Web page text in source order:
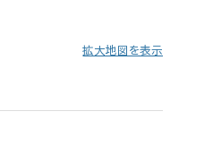
拡大地図を表示